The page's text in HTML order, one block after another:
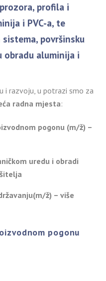
profila i
i PVC-a, te
površinsku
aluminija i
i razvoju, u potrazi smo za
radna mjesta:
pogonu (m/ž) –
uredu i obradi
ž) – više
pogonu